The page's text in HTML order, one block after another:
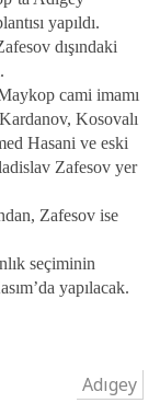
yapıldı.
dışındaki
cami imamı
Kosovalı
Hasani ve eski
Zafesov yer
Zafesov ise
seçiminin
yapılacak.
Adıgey